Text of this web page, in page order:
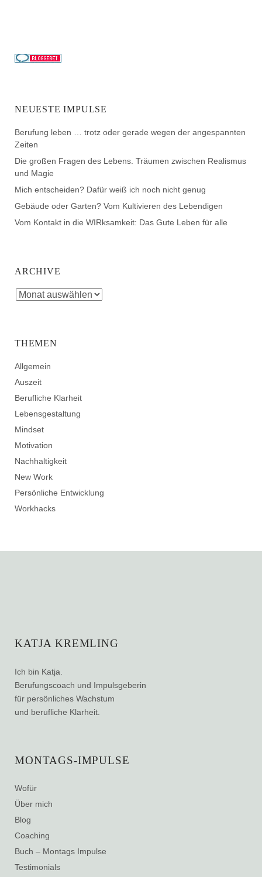
NEUESTE IMPULSE
Berufung leben … trotz oder gerade wegen der angespannten
Zeiten
Die großen Fragen des Lebens. Träumen zwischen Realismus
und Magie
Mich entscheiden? Dafür weiß ich noch nicht genug
Gebäude oder Garten? Vom Kultivieren des Lebendigen
Vom Kontakt in die WIRksamkeit: Das Gute Leben für alle
ARCHIVE
THEMEN
Allgemein
Auszeit
Berufliche Klarheit
Lebensgestaltung
Mindset
Motivation
Nachhaltigkeit
New Work
Persönliche Entwicklung
Workhacks
KATJA KREMLING
Ich bin Katja.
Berufungscoach und Impulsgeberin
für persönliches Wachstum
und berufliche Klarheit.
MONTAGS-IMPULSE
Wofür
Über mich
Blog
Coaching
Buch – Montags Impulse
Testimonials